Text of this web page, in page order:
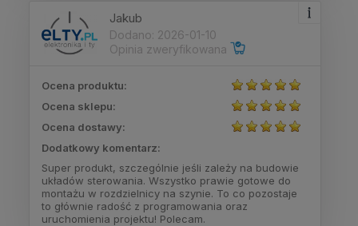
Jakub
Dodano: 2026-01-10
Opinia zweryfikowana
Ocena produktu:
Ocena sklepu:
Ocena dostawy:
Dodatkowy komentarz:
Super produkt, szczególnie jeśli zależy na budowie
układów sterowania. Wszystko prawie gotowe do
montażu w rozdzielnicy na szynie. To co pozostaje
to głównie radość z programowania oraz
uruchomienia projektu! Polecam.